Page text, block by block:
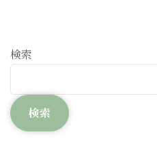
検索
検索